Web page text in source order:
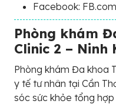
Facebook:
Phòng khám
Clinic 2 – Ninh
Phòng khám Đa khoa
y tế tư nhân tại Cần
sóc sức khỏe tổng